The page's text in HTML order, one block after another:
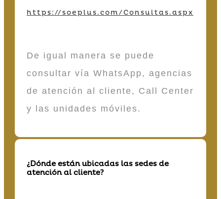
https://soeplus.com/Consultas.aspx
De igual manera se puede
consultar vía WhatsApp, agencias
de atención al cliente, Call Center
y las unidades móviles.
¿Dónde están ubicadas las sedes de
atención al cliente?